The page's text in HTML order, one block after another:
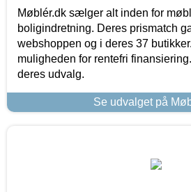
Møblér.dk sælger alt inden for
boligindretning. Deres prismatch
webshoppen og i deres 37
muligheden for rentefri
deres udvalg.
Se udvalget på